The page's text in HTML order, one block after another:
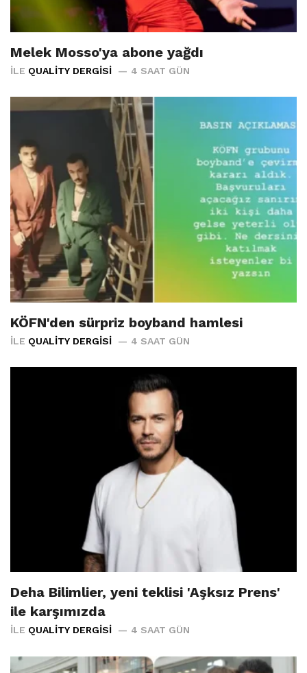
Melek Mosso'ya abone yağdı
İLE QUALITY DERGISI 4 SAAT GÜN
KÖFN'den sürpriz boyband hamlesi
İLE QUALITY DERGISI 4 SAAT GÜN
Deha Bilimlier, yeni teklisi 'Aşksız Prens'
ile karşımızda
İLE QUALITY DERGISI 4 SAAT GÜN